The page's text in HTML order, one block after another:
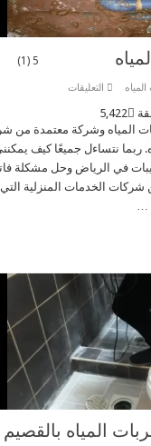
5 (1)
التعليقاتعلى
5,422
وشركة معتمدة من
نتساءل جميعًا كيف
في الرياض وحل مشكلة
شركات الخدمات المنزلية
…
المياه بالقصيم